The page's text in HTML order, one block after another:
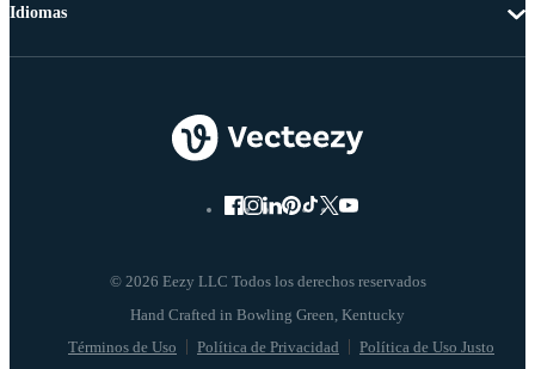
© 2026 Eezy LLC Todos los derechos reservados
Términos de Uso Política de Privacidad Política de Uso Justo
Idiomas